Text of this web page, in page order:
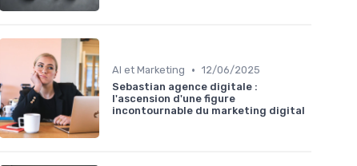
AI et Marketing • 12/06/2025
Sebastian agence digitale :
l'ascension d'une figure
incontournable du marketing digital